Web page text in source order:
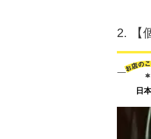
2.
日